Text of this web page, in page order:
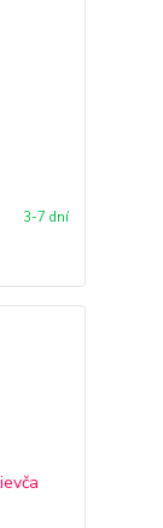
3-7 dní